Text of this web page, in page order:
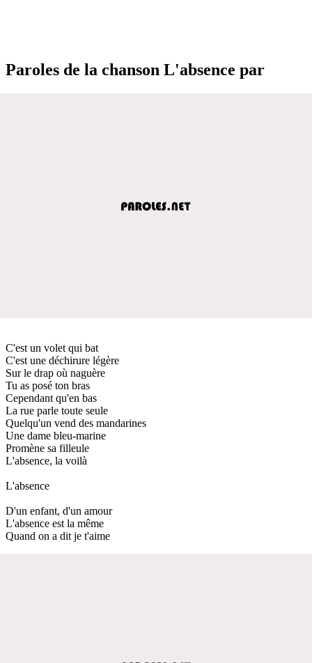
Paroles de la chanson L'absence par
C'est un volet qui bat
C'est une déchirure légère
Sur le drap où naguère
Tu as posé ton bras
Cependant qu'en bas
La rue parle toute seule
Quelqu'un vend des mandarines
Une dame bleu-marine
Promène sa filleule
L'absence, la voilà
L'absence
D'un enfant, d'un amour
L'absence est la même
Quand on a dit je t'aime